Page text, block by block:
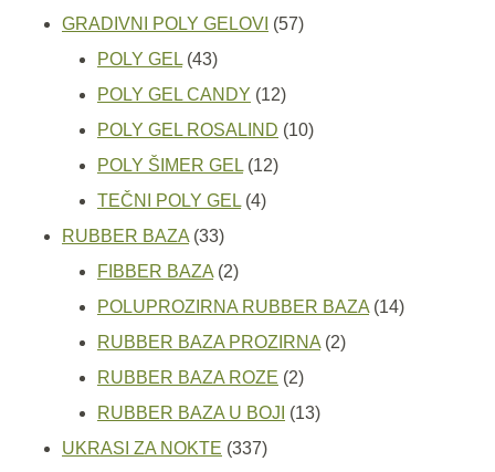
proizvoda
GRADIVNI POLY GELOVI 5757
POLY GEL 4343
proizvoda
POLY GEL CANDY 1212
proizvoda
POLY GEL ROSALIND 1010
POLY ŠIMER GEL 1212
TEČNI POLY GEL 44
RUBBER BAZA 3333
proizvoda
FIBBER BAZA 22
proizvoda
POLUPROZIRNA RUBBER BAZA 1414
RUBBER BAZA PROZIRNA 22
RUBBER BAZA ROZE 22
proizvoda
RUBBER BAZA U BOJI 1313
UKRASI ZA NOKTE 337337